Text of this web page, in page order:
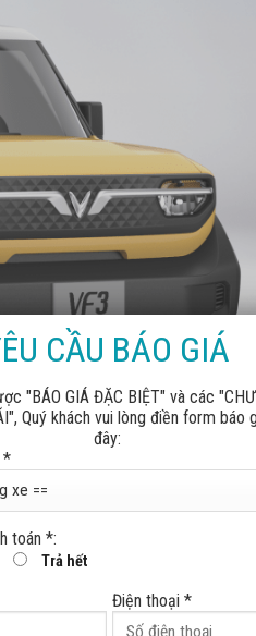
bớt chút thời gian để đóng góp
CẦU BÁO GIÁ
"BÁO GIÁ ĐẶC BIỆT" và các
Quý khách vui lòng điền form báo
đây:
*
toán *:
Trả hết
Điện thoại *